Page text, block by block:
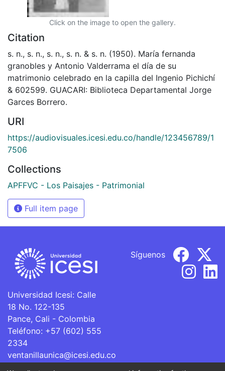
Click on the image to open the gallery.
Citation
s. n., s. n., s. n., s. n. & s. n. (1950). María fernanda
granobles y Antonio Valderrama el día de su
matrimonio celebrado en la capilla del Ingenio Pichichí
& 602599. GUACARI: Biblioteca Departamental Jorge
Garces Borrero.
URI
https://audiovisuales.icesi.edu.co/handle/123456789/1
7506
Collections
APFFVC - Los Paisajes - Patrimonial
Full item page
Universidad Icesi: Calle
18 No. 122-135
Pance, Cali - Colombia
Teléfono: +57 (602) 555
2334
ventanillaunica@icesi.edu.co
Síguenos